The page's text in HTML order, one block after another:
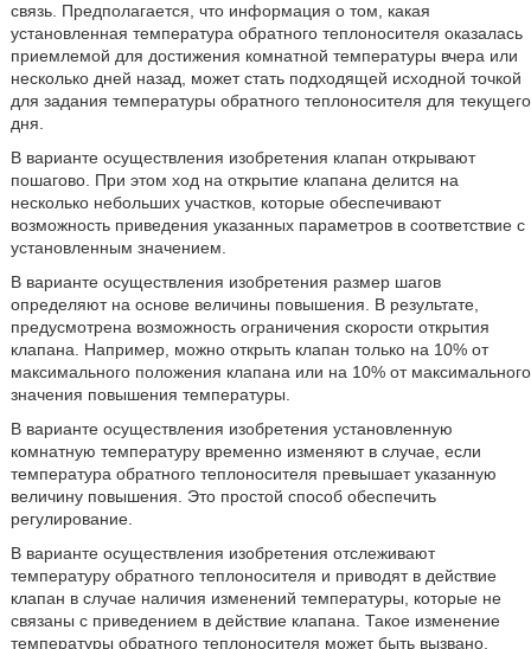
связь. Предполагается, что информация о том, какая
установленная температура обратного теплоносителя оказалась
приемлемой для достижения комнатной температуры вчера или
несколько дней назад, может стать подходящей исходной точкой
для задания температуры обратного теплоносителя для текущего
дня.
В варианте осуществления изобретения клапан открывают
пошагово. При этом ход на открытие клапана делится на
несколько небольших участков, которые обеспечивают
возможность приведения указанных параметров в соответствие с
установленным значением.
В варианте осуществления изобретения размер шагов
определяют на основе величины повышения. В результате,
предусмотрена возможность ограничения скорости открытия
клапана. Например, можно открыть клапан только на 10% от
максимального положения клапана или на 10% от максимального
значения повышения температуры.
В варианте осуществления изобретения установленную
комнатную температуру временно изменяют в случае, если
температура обратного теплоносителя превышает указанную
величину повышения. Это простой способ обеспечить
регулирование.
В варианте осуществления изобретения отслеживают
температуру обратного теплоносителя и приводят в действие
клапан в случае наличия изменений температуры, которые не
связаны с приведением в действие клапана. Такое изменение
температуры обратного теплоносителя может быть вызвано,